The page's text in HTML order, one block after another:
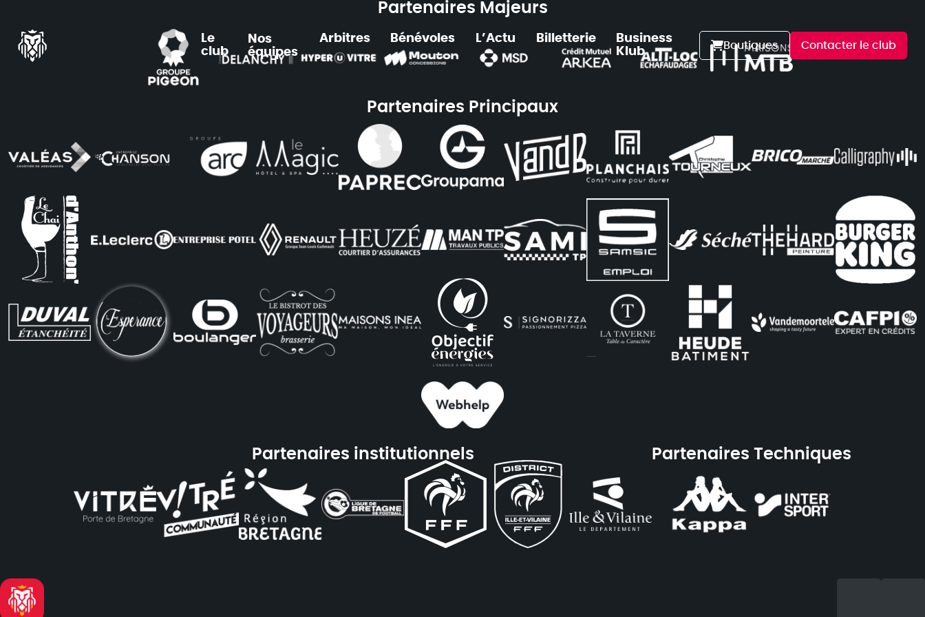
Le
club
Nos
équipes
Arbitres Bénévoles L’Actu Billetterie
Business
Klub
Boutiques Contacter le club
Partenaires Majeurs
Partenaires Principaux
Partenaires institutionnels Partenaires Techniques